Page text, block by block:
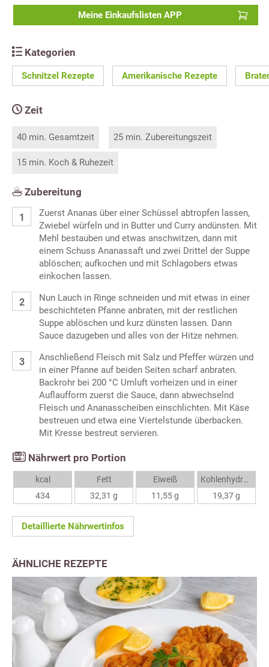
Meine Einkaufslisten APP
Kategorien
Schnitzel Rezepte Amerikanische Rezepte
Zeit
40 min. Gesamtzeit 25 min. Zubereitungszeit
15 min. Koch & Ruhezeit
Zubereitung
Zuerst Ananas über einer Schüssel abtropfen lassen,
Zwiebel würfeln und in Butter und Curry andünsten. Mit
Mehl bestauben und etwas anschwitzen, dann mit
einem Schuss Ananassaft und zwei Drittel der Suppe
ablöschen; aufkochen und mit Schlagobers etwas
einkochen lassen.
Nun Lauch in Ringe schneiden und mit etwas in einer
beschichteten Pfanne anbraten, mit der restlichen
Suppe ablöschen und kurz dünsten lassen. Dann
Sauce dazugeben und alles von der Hitze nehmen.
Anschließend Fleisch mit Salz und Pfeffer würzen und
in einer Pfanne auf beiden Seiten scharf anbraten.
Backrohr bei 200 °C Umluft vorheizen und in einer
Auflaufform zuerst die Sauce, dann abwechselnd
Fleisch und Ananasscheiben einschlichten. Mit Käse
bestreuen und etwa eine Viertelstunde überbacken.
Mit Kresse bestreut servieren.
Nährwert pro Portion
kcal
434
Fett
32,31 g
Eiweiß
11,55 g
Kohlenhydrate
19,37 g
Detaillierte Nährwertinfos
ÄHNLICHE REZEPTE